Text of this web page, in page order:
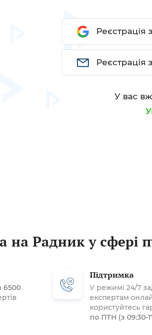
Реєстрація
Реєстрація
У вас
на Радник у сфері
6500
Підтримка
У режимі 24/7
експертам
користуйтесь
по ПТН (з 09:30-